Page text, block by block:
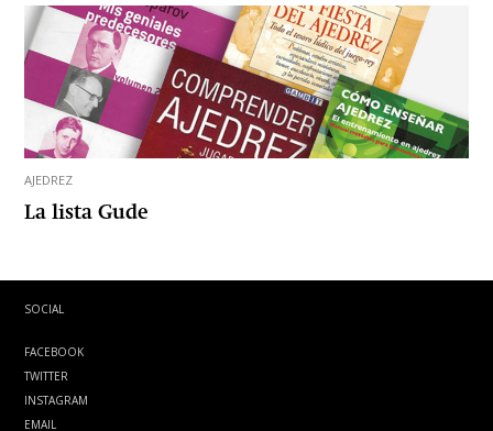
AJEDREZ
La lista Gude
SOCIAL
FACEBOOK
TWITTER
INSTAGRAM
EMAIL